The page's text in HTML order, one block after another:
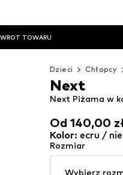
TOWARU
Dzieci Chłopcy
Od 140,00
Od 140,00
Next Piżama w
Next
Kolor: ecru /
Rozmiar
Wybierz